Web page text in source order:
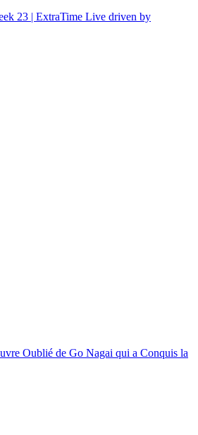
23 | ExtraTime Live driven by
Oublié de Go Nagai qui a Conquis la